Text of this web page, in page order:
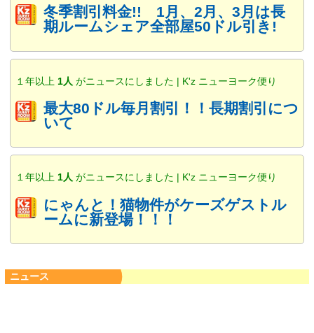
冬季割引料金!! 1月、2月、3月は長
期ルームシェア全部屋50ドル引き!
１年以上 1人 がニュースにしました | K'z ニューヨーク便り
最大80ドル毎月割引！！長期割引につ
いて
１年以上 1人 がニュースにしました | K'z ニューヨーク便り
にゃんと！猫物件がケーズゲストル
ームに新登場！！！
ニュース